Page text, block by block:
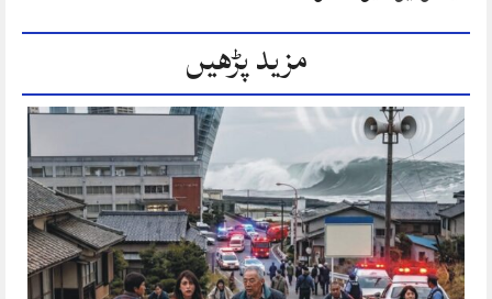
مزید پڑھیں